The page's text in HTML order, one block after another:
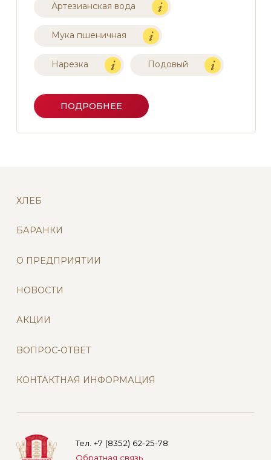
Артезианская вода
Мука пшеничная
Нарезка Подовый
ПОДРОБНЕЕ
ХЛЕБ
БАРАНКИ
О ПРЕДПРИЯТИИ
НОВОСТИ
АКЦИИ
ВОПРОС-ОТВЕТ
КОНТАКТНАЯ ИНФОРМАЦИЯ
Тел. +7 (8352) 62-25-78
Обратная связь